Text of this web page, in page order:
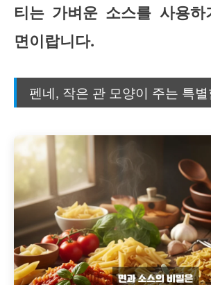
티는 가벼운 소스를 사용
면이랍니다.
펜네, 작은 관 모양이 주는 특